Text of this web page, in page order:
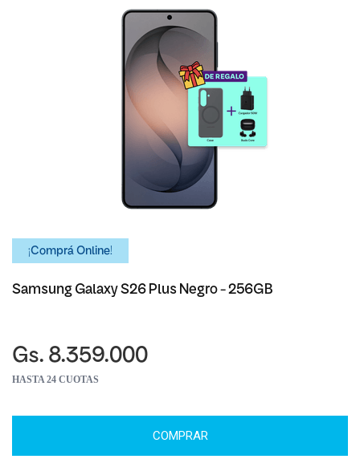
¡Comprá Online!
Samsung Galaxy S26 Plus Negro - 256GB
Gs. 8.359.000
HASTA 24 CUOTAS
COMPRAR